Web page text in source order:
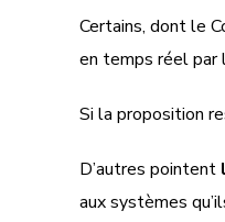
Certains, dont le
en temps réel par
Si la proposition
D’autres pointent
aux systèmes